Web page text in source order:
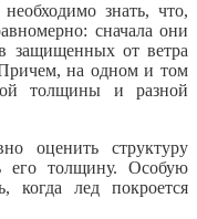
знать, что,
сначала они
защищенных от ветра
на одном и том
толщины и разной
оценить структуру
его толщину. Особую
когда лед покроется